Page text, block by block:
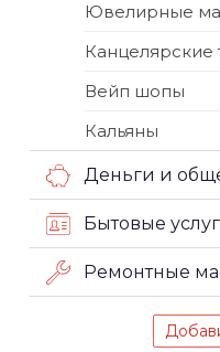
Ювелирные
Канцелярские
Вейп шопы
Кальяны
Деньги и
Бытовые
Ремонтные